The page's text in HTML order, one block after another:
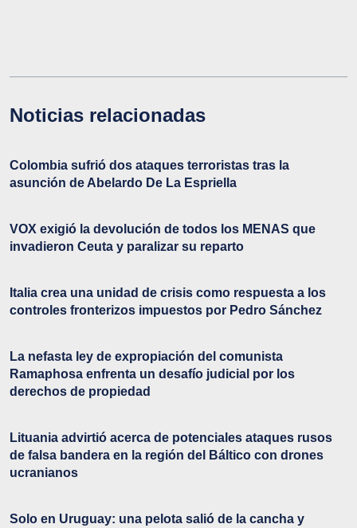
Noticias relacionadas
Colombia sufrió dos ataques terroristas tras la
asunción de Abelardo De La Espriella
VOX exigió la devolución de todos los MENAS que
invadieron Ceuta y paralizar su reparto
Italia crea una unidad de crisis como respuesta a los
controles fronterizos impuestos por Pedro Sánchez
La nefasta ley de expropiación del comunista
Ramaphosa enfrenta un desafío judicial por los
derechos de propiedad
Lituania advirtió acerca de potenciales ataques rusos
de falsa bandera en la región del Báltico con drones
ucranianos
Solo en Uruguay: una pelota salió de la cancha y